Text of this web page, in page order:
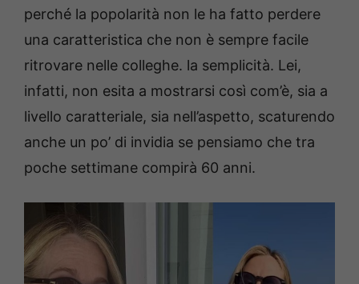
perché la popolarità non le ha fatto perdere
una caratteristica che non è sempre facile
ritrovare nelle colleghe. la semplicità. Lei,
infatti, non esita a mostrarsi così com’è, sia a
livello caratteriale, sia nell’aspetto, scaturendo
anche un po’ di invidia se pensiamo che tra
poche settimane compirà 60 anni.